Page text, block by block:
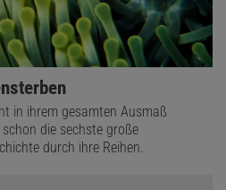
in ihrem gesamten Ausmaß
die sechste große
durch ihre Reihen.